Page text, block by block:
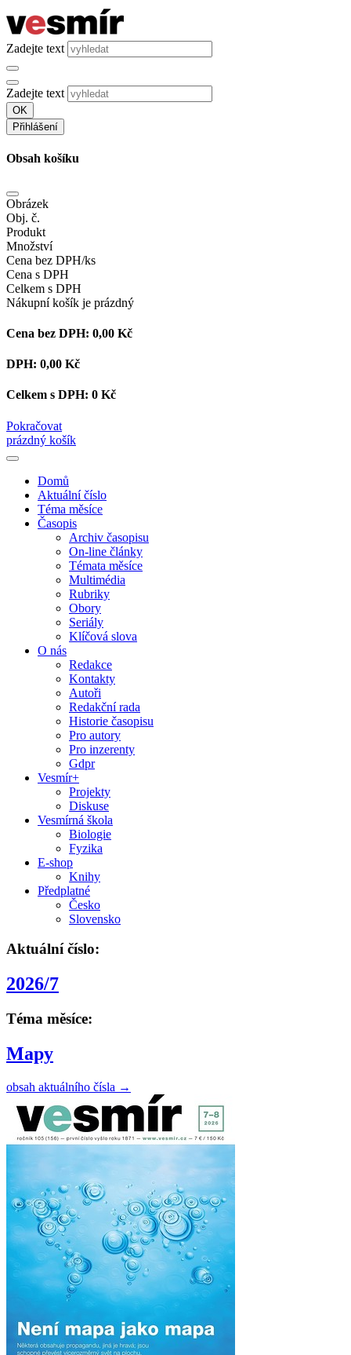
Zadejte text
Zadejte text
OK
Přihlášení
Obsah košíku
Obrázek
Obj. č.
Produkt
Množství
Cena bez DPH/ks
Cena s DPH
Celkem s DPH
Nákupní košík je prázdný
Cena bez DPH: 0,00 Kč
DPH: 0,00 Kč
Celkem s DPH: 0 Kč
Pokračovat
prázdný košík
Domů
Aktuální číslo
Téma měsíce
Časopis
Archiv časopisu
On-line články
Témata měsíce
Multimédia
Rubriky
Obory
Seriály
Klíčová slova
O nás
Redakce
Kontakty
Autoři
Redakční rada
Historie časopisu
Pro autory
Pro inzerenty
Gdpr
Vesmír+
Projekty
Diskuse
Vesmírná škola
Biologie
Fyzika
E-shop
Knihy
Předplatné
Česko
Slovensko
Aktuální číslo:
2026/7
Téma měsíce:
Mapy
obsah aktuálního čísla →